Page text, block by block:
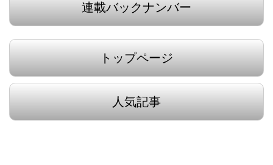
連載バックナンバー
トップページ
人気記事